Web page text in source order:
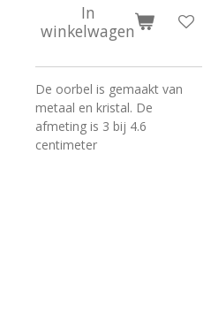
In
winkelwagen
De oorbel is gemaakt van
metaal en kristal. De
afmeting is 3 bij 4.6
centimeter